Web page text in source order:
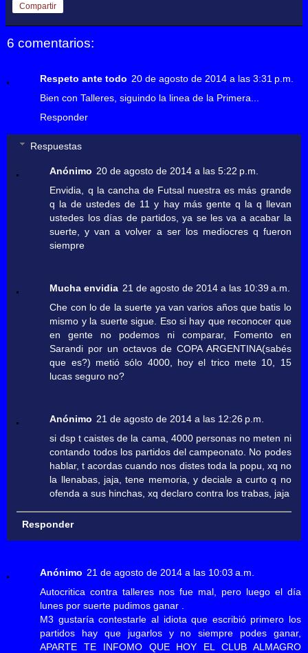
Compartir
6 comentarios:
Respeto ante todo 20 de agosto de 2014 a las 3:31 p.m.
Bien con Talleres, siguindo la linea de la Primera...
Responder
Respuestas
Anónimo 20 de agosto de 2014 a las 5:22 p.m.
Envidia, q la cancha de Futsal nuestra es más grande
q la de ustedes de 11 y hay más gente q la q llevan
ustedes los días de partidos, ya se les va a acabar la
suerte, y van a volver a ser los mediocres q fueron
siempre
Mucha envidia 21 de agosto de 2014 a las 10:39 a.m.
Che con lo de la suerte ya van varios años que batis lo
mismo y la suerte sigue. Eso si hay que reconocer que
en gente no podemos ni comparar, Fomento en
Sarandi por un octavos de COPA ARGENTINA(sabés
que es?) metió sólo 4000, hoy el trico mete 10, 15
lucas seguro no?
Anónimo 21 de agosto de 2014 a las 12:26 p.m.
si dsp t caistes de la cama, 4000 personas no meten ni
contando todos los partidos del campeonato. No podes
hablar, t acordas cuando nos distes toda la popu, xq no
la llenabas, jaja, tene memoria, y deciale a curto q no
ofenda a sus hinchas, xq declaro contra los trabas, jaja
Responder
Anónimo 21 de agosto de 2014 a las 10:03 a.m.
Autocritica contra talleres nos fue mal, pero luego el día
lunes por suerte pudimos ganar .
M3 gustaría contestarle al idiota que escribió primero los
partidos hay que jugarlos y no siempre podes ganar,
APARTE TE INFOMO QUE HOY EL CLUB ALMAGRO